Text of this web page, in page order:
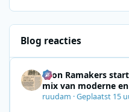
Blog reacties
Leon Ramakers
mix van moderne
ruudam ·Geplaatst 15